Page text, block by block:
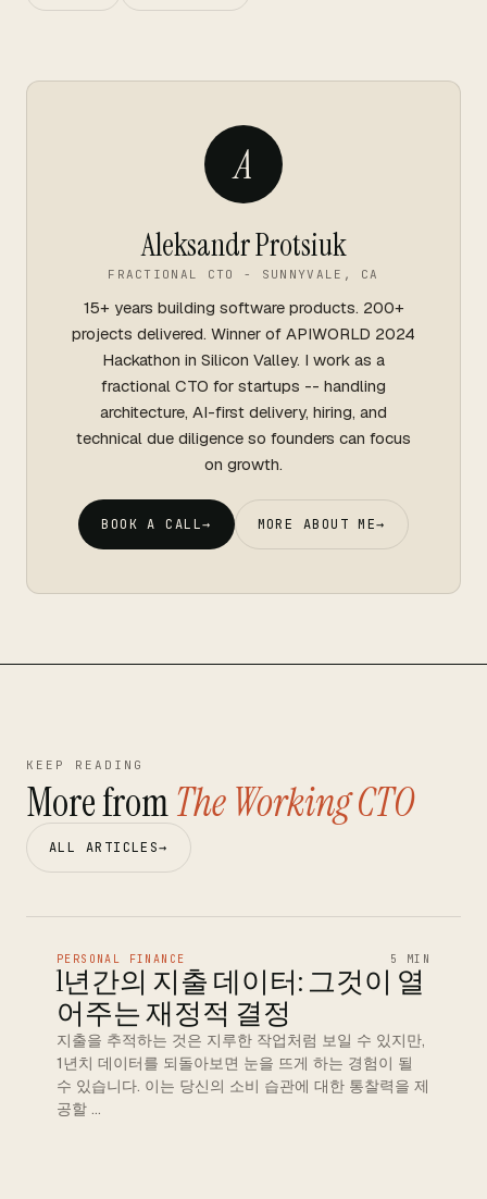
A
Aleksandr Protsiuk
FRACTIONAL CTO - SUNNYVALE, CA
15+ years building software products. 200+
projects delivered. Winner of APIWORLD 2024
Hackathon in Silicon Valley. I work as a
fractional CTO for startups -- handling
architecture, AI-first delivery, hiring, and
technical due diligence so founders can focus
on growth.
BOOK A CALL→ MORE ABOUT ME→
KEEP READING
More fromThe Working CTO
ALL ARTICLES→
PERSONAL FINANCE 5 MIN
1년간의 지출 데이터: 그것이 열
어주는 재정적 결정
지출을 추적하는 것은 지루한 작업처럼 보일 수 있지만,
1년치 데이터를 되돌아보면 눈을 뜨게 하는 경험이 될
수 있습니다. 이는 당신의 소비 습관에 대한 통찰력을 제
공할 …